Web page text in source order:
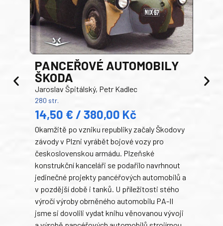
PANCEŘOVÉ AUTOMOBILY
ŠKODA
Jaroslav Špitálský, Petr Kadlec
280 str.
14,50 € / 380,00 Kč
Okamžitě po vzniku republiky začaly Škodovy
závody v Plzni vyrábět bojové vozy pro
československou armádu. Plzeňské
konstrukční kanceláři se podařilo navrhnout
jedinečné projekty pancéřových automobilů a
v pozdější době i tanků. U příležitosti stého
výročí výroby obrněného automobilu PA-II
jsme si dovolili vydat knihu věnovanou vývoji